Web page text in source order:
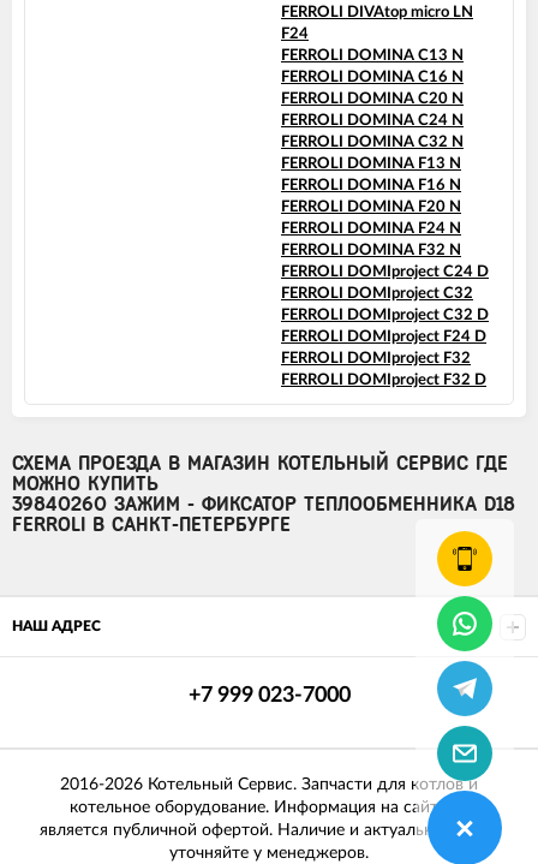
FERROLI DIVAtop micro LN
F24
FERROLI DOMINA C13 N
FERROLI DOMINA C16 N
FERROLI DOMINA C20 N
FERROLI DOMINA C24 N
FERROLI DOMINA C32 N
FERROLI DOMINA F13 N
FERROLI DOMINA F16 N
FERROLI DOMINA F20 N
FERROLI DOMINA F24 N
FERROLI DOMINA F32 N
FERROLI DOMIproject C24 D
FERROLI DOMIproject C32
FERROLI DOMIproject C32 D
FERROLI DOMIproject F24 D
FERROLI DOMIproject F32
FERROLI DOMIproject F32 D
СХЕМА ПРОЕЗДА В МАГАЗИН КОТЕЛЬНЫЙ СЕРВИС ГДЕ
МОЖНО КУПИТЬ
39840260 ЗАЖИМ - ФИКСАТОР ТЕПЛООБМЕННИКА D18
FERROLI В САНКТ-ПЕТЕРБУРГЕ
НАШ АДРЕС
+7 999 023-7000
2016-2026 Котельный Сервис. Запчасти для котлов и
котельное оборудование. Информация на сайте не
является публичной офертой. Наличие и актуальные цены
уточняйте у менеджеров.